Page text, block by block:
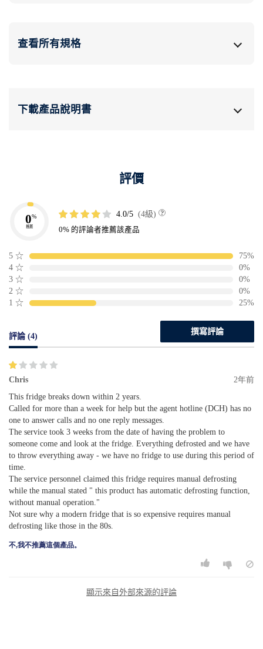
查看所有規格
下載產品說明書
評價
0%
推薦
4.0/5 (4級)
0% 的評論者推薦該產品
5 ☆
75%
4 ☆
0%
3 ☆
0%
2 ☆
0%
1 ☆ 25%
評論 (4)
撰寫評論
Chris
2年前
This fridge breaks down within 2 years.
Called for more than a week for help but the agent hotline (DCH) has no
one to answer calls and no one reply messages.
The service took 3 weeks from the date of having the problem to
someone come and look at the fridge. Everything defrosted and we have
to throw everything away - we have no fridge to use during this period of
time.
The service personnel claimed this fridge requires manual defrosting
while the manual stated " this product has automatic defrosting function,
without manual operation."
Not sure why a modern fridge that is so expensive requires manual
defrosting like those in the 80s.
不,我不推薦這個產品。
顯示來自外部來源的評論